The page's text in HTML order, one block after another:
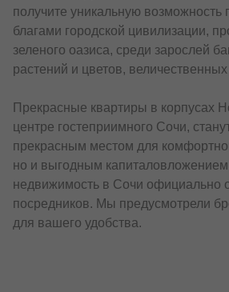
получите уникальную возможность
благами городской цивилизации,
зеленого оазиса, среди зарослей
растений и цветов,
Прекрасные квартиры в корпусах
центре гостеприимного Сочи,
прекрасным местом для
но и выгодным
недвижимость в Сочи официально
посредников. Мы предусмотрели
для вашего удобства.